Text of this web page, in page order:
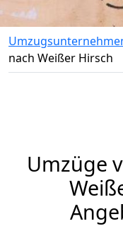
nach Weißer Hirsch
Umzüge